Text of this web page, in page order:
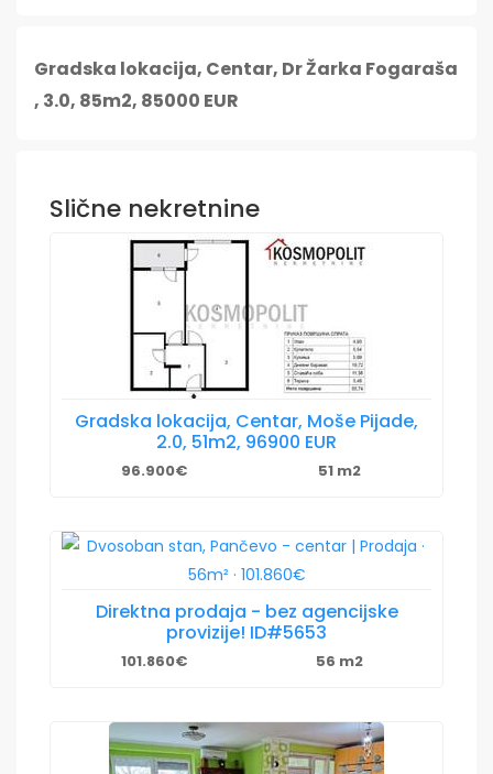
Gradska lokacija, Centar, Dr Žarka Fogaraša
, 3.0, 85m2, 85000 EUR
Slične nekretnine
Gradska lokacija, Centar, Moše Pijade,
2.0, 51m2, 96900 EUR
96.900€ 51 m2
Direktna prodaja - bez agencijske
provizije! ID#5653
101.860€ 56 m2